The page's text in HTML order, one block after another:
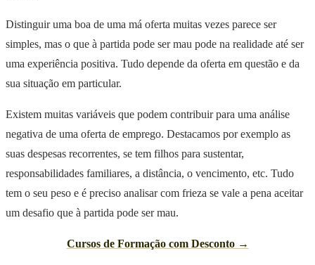
Distinguir uma boa de uma má oferta muitas vezes parece ser
simples, mas o que à partida pode ser mau pode na realidade até ser
uma experiência positiva. Tudo depende da oferta em questão e da
sua situação em particular.
Existem muitas variáveis que podem contribuir para uma análise
negativa de uma oferta de emprego. Destacamos por exemplo as
suas despesas recorrentes, se tem filhos para sustentar,
responsabilidades familiares, a distância, o vencimento, etc. Tudo
tem o seu peso e é preciso analisar com frieza se vale a pena aceitar
um desafio que à partida pode ser mau.
Cursos de Formação com Desconto →